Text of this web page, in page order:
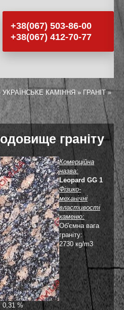
+38(067) 503-86-00
+38(067) 412-70-77
УКРАЇНСЬКЕ КАМIННЯ » ГРАНІТ»
граніту
Комерційна
назва:
Leopard GG 1
Фізико-
механічні
властивості
каменю:
Об'ємна вага
граніту:
2730 кg/m3
0,31 %